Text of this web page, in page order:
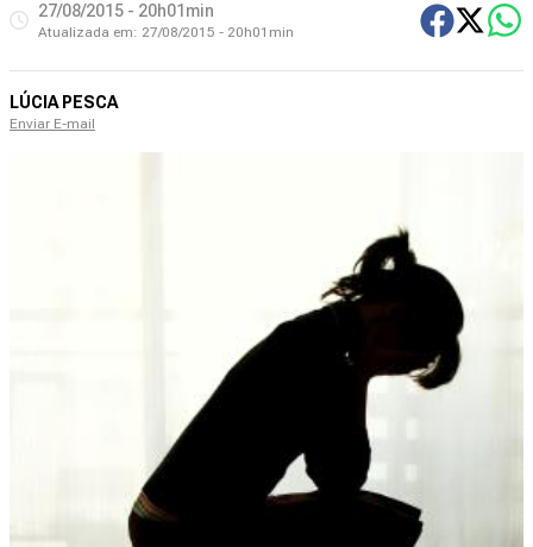
27/08/2015 - 20h01min
Atualizada em: 27/08/2015 - 20h01min
LÚCIA PESCA
Enviar E-mail